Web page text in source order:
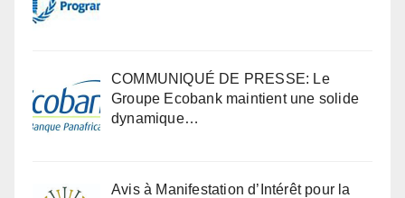
COMMUNIQUÉ DE PRESSE: Le
Groupe Ecobank maintient une solide
dynamique…
Avis à Manifestation d’Intérêt pour la